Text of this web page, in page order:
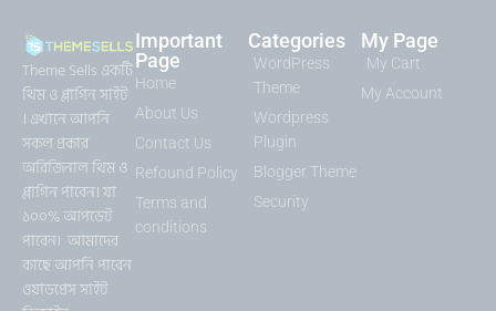
Theme Sells একটি
থিম ও প্লাগিন সাইট
। এখানে আপনি
সকল প্রকার
অরিজিনাল থিম ও
প্লাগিন পাবেন। যা
১০০% আপডেট
পাবেন। আমাদের
কাছে আপনি পাবেন
ওয়াডপ্রেস সাইট
Important
Page
Home
About Us
Contact Us
Refound Policy
Terms and
conditions
Categories
WordPress
Theme
Wordpress
Plugin
Blogger Theme
Security
My Page
My Cart
My Account